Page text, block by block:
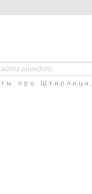
про Штирлица,